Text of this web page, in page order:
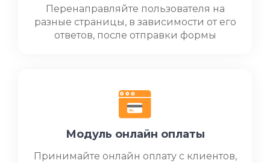
Перенаправляйте пользователя на
разные страницы, в зависимости от его
ответов, после отправки формы
Модуль онлайн оплаты
Принимайте онлайн оплату с клиентов,